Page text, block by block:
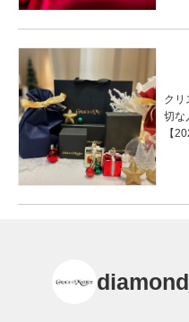
クリ
切な
【